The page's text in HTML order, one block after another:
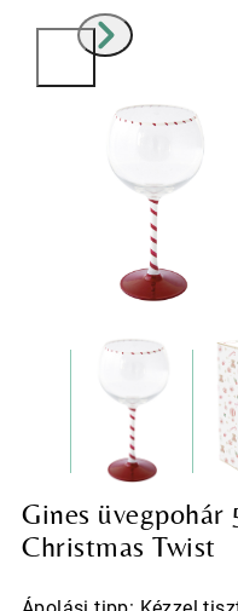
Gines üvegpohár
Christmas Twist